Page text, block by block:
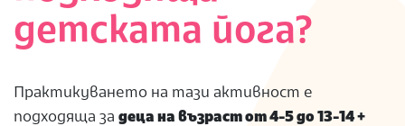
детската йога?
Практикуването на тази активност е
подходяща за деца на възраст от 4-5 до 13-14 +